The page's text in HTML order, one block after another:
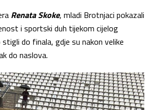
Renata Skoke, mladi Brotnjaci pokazali
i sportski duh tijekom cijelog
do finala, gdje su nakon velike
do naslova.